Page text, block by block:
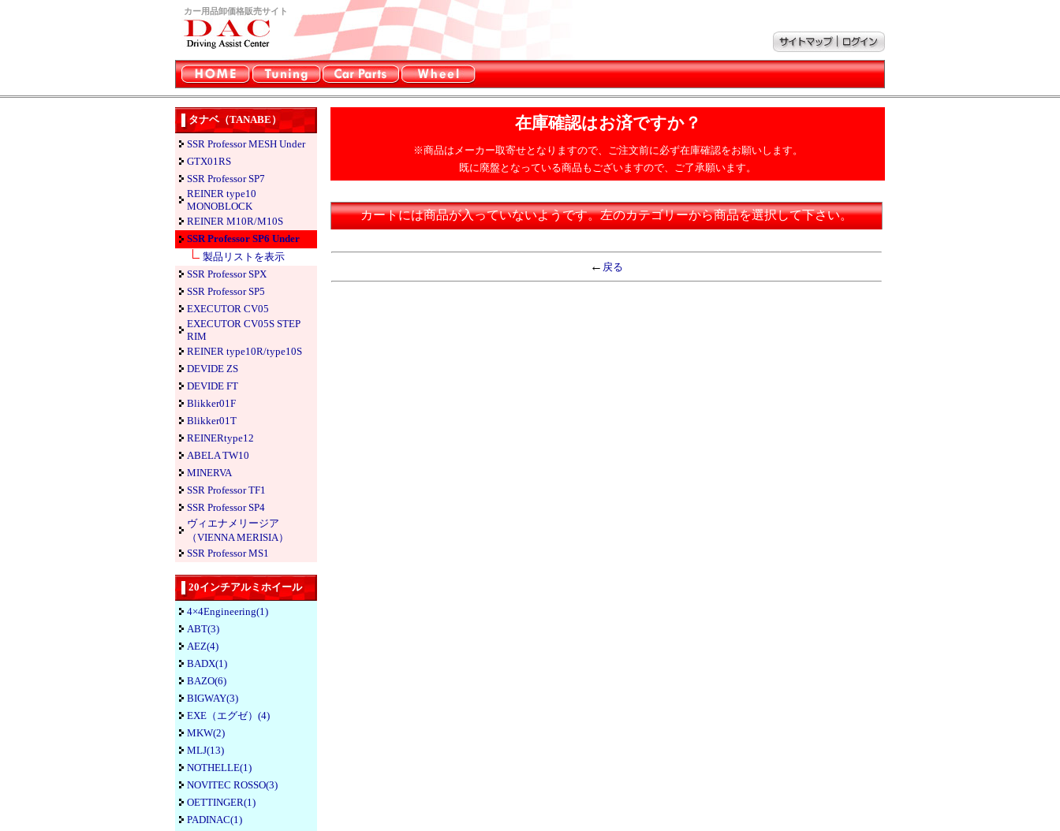
カー用品卸価格販売サイト
タナベ（TANABE）
SSR Professor MESH Under
GTX01RS
SSR Professor SP7
REINER type10
MONOBLOCK
REINER M10R/M10S
SSR Professor SP6 Under
製品リストを表示
SSR Professor SPX
SSR Professor SP5
EXECUTOR CV05
EXECUTOR CV05S STEP
RIM
REINER type10R/type10S
DEVIDE ZS
DEVIDE FT
Blikker01F
Blikker01T
REINERtype12
ABELA TW10
MINERVA
SSR Professor TF1
SSR Professor SP4
ヴィエナメリージア
（VIENNA MERISIA）
SSR Professor MS1
20インチアルミホイール
4×4Engineering(1)
ABT(3)
AEZ(4)
BADX(1)
BAZO(6)
BIGWAY(3)
EXE（エグゼ）(4)
MKW(2)
MLJ(13)
NOTHELLE(1)
NOVITEC ROSSO(3)
OETTINGER(1)
PADINAC(1)
在庫確認はお済ですか？
※商品はメーカー取寄せとなりますので、ご注文前に必ず在庫確認をお願いします。
既に廃盤となっている商品もございますので、ご了承願います。
カートには商品が入っていないようです。左のカテゴリーから商品を選択して下さい。
← 戻る